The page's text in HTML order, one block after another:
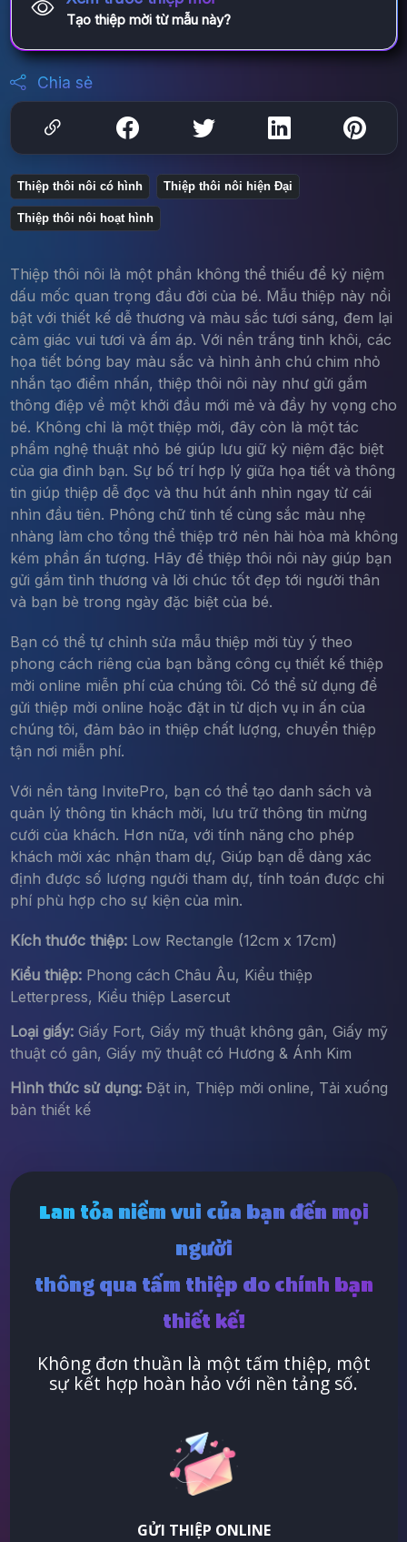
Tạo thiệp mời từ mẫu này?
Chia sẻ
Thiệp thôi nôi có hình Thiệp thôi nôi hiện Đại
Thiệp thôi nôi hoạt hình
Thiệp thôi nôi là một phần không thể thiếu để kỷ niệm
dấu mốc quan trọng đầu đời của bé. Mẫu thiệp này nổi
bật với thiết kế dễ thương và màu sắc tươi sáng, đem lại
cảm giác vui tươi và ấm áp. Với nền trắng tinh khôi, các
họa tiết bóng bay màu sắc và hình ảnh chú chim nhỏ
nhắn tạo điểm nhấn, thiệp thôi nôi này như gửi gắm
thông điệp về một khởi đầu mới mẻ và đầy hy vọng cho
bé. Không chỉ là một thiệp mời, đây còn là một tác
phẩm nghệ thuật nhỏ bé giúp lưu giữ kỷ niệm đặc biệt
của gia đình bạn. Sự bố trí hợp lý giữa họa tiết và thông
tin giúp thiệp dễ đọc và thu hút ánh nhìn ngay từ cái
nhìn đầu tiên. Phông chữ tinh tế cùng sắc màu nhẹ
nhàng làm cho tổng thể thiệp trở nên hài hòa mà không
kém phần ấn tượng. Hãy để thiệp thôi nôi này giúp bạn
gửi gắm tình thương và lời chúc tốt đẹp tới người thân
và bạn bè trong ngày đặc biệt của bé.
Bạn có thể tự chỉnh sửa mẫu thiệp mời tùy ý theo
phong cách riêng của bạn bằng công cụ thiết kế thiệp
mời online miễn phí của chúng tôi. Có thể sử dụng để
gửi thiệp mời online hoặc đặt in từ dịch vụ in ấn của
chúng tôi, đảm bảo in thiệp chất lượng, chuyển thiệp
tận nơi miễn phí.
Với nền tảng InvitePro, bạn có thể tạo danh sách và
quản lý thông tin khách mời, lưu trữ thông tin mừng
cưới của khách. Hơn nữa, với tính năng cho phép
khách mời xác nhận tham dự, Giúp bạn dễ dàng xác
định được số lượng người tham dự, tính toán được chi
phí phù hợp cho sự kiện của mìn.
Kích thước thiệp:Low Rectangle (12cm x 17cm)
Kiểu thiệp:Phong cách Châu Âu, Kiểu thiệp
Letterpress, Kiểu thiệp Lasercut
Loại giấy:Giấy Fort, Giấy mỹ thuật không gân, Giấy mỹ
thuật có gân, Giấy mỹ thuật có Hương & Ánh Kim
Hình thức sử dụng:Đặt in, Thiệp mời online, Tải xuống
bản thiết kế
Lan tỏa niềm vui của bạn đến mọi
người
thông qua tấm thiệp do chính bạn
thiết kế!
Không đơn thuần là một tấm thiệp, một
sự kết hợp hoàn hảo với nền tảng số.
GỬI THIỆP ONLINE